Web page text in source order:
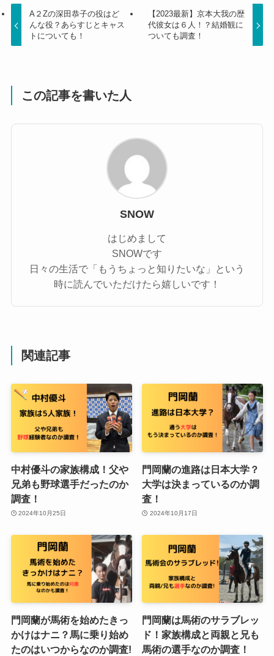
A２Zの深田恭子の役はど
んな役？あらすじとキャス
トについても！
【2023最新】京本大我の歴
代彼女は６人！？結婚観に
ついても調査！
この記事を書いた人
SNOW
はじめまして
SNOWです
日々の生活で「もうちょっと知りたいな」という
時に読んでいただけたら嬉しいです！
関連記事
中村優斗の家族構成！父や
兄弟も野球選手だったのか
調査！
2024年10月25日
門岡蘭の進路は日本大学？
大学は決まっているのか調
査！
2024年10月17日
門岡蘭が馬術を始めたきっ
かけはナニ？馬に乗り始め
たのはいつからなのか調査!
門岡蘭は馬術のサラブレッ
ド！家族構成と両親と兄も
馬術の選手なのか調査！